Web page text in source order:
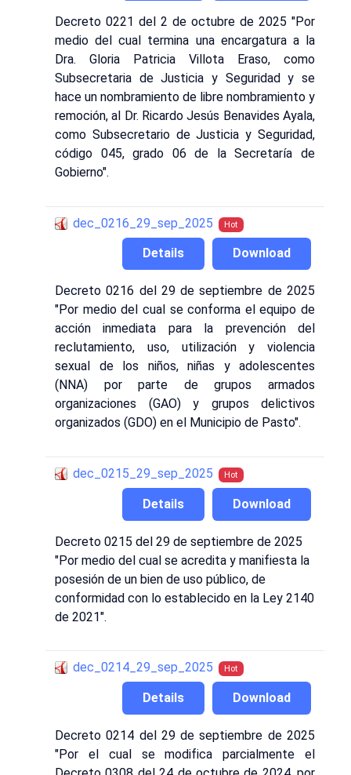
Decreto 0221 del 2 de octubre de 2025 "Por
medio del cual termina una encargatura a la
Dra. Gloria Patricia Villota Eraso, como
Subsecretaria de Justicia y Seguridad y se
hace un nombramiento de libre nombramiento y
remoción, al Dr. Ricardo Jesús Benavides Ayala,
como Subsecretario de Justicia y Seguridad,
código 045, grado 06 de la Secretaría de
Gobierno".
dec_0216_29_sep_2025 Hot
Download
Details
Decreto 0216 del 29 de septiembre de 2025
"Por medio del cual se conforma el equipo de
acción inmediata para la prevención del
reclutamiento, uso, utilización y violencia
sexual de los niños, niñas y adolescentes
(NNA) por parte de grupos armados
organizaciones (GAO) y grupos delictivos
organizados (GDO) en el Municipio de Pasto".
dec_0215_29_sep_2025 Hot
Download
Details
Decreto 0215 del 29 de septiembre de 2025
"Por medio del cual se acredita y manifiesta la
posesión de un bien de uso público, de
conformidad con lo establecido en la Ley 2140
de 2021".
dec_0214_29_sep_2025 Hot
Download
Details
Decreto 0214 del 29 de septiembre de 2025
"Por el cual se modifica parcialmente el